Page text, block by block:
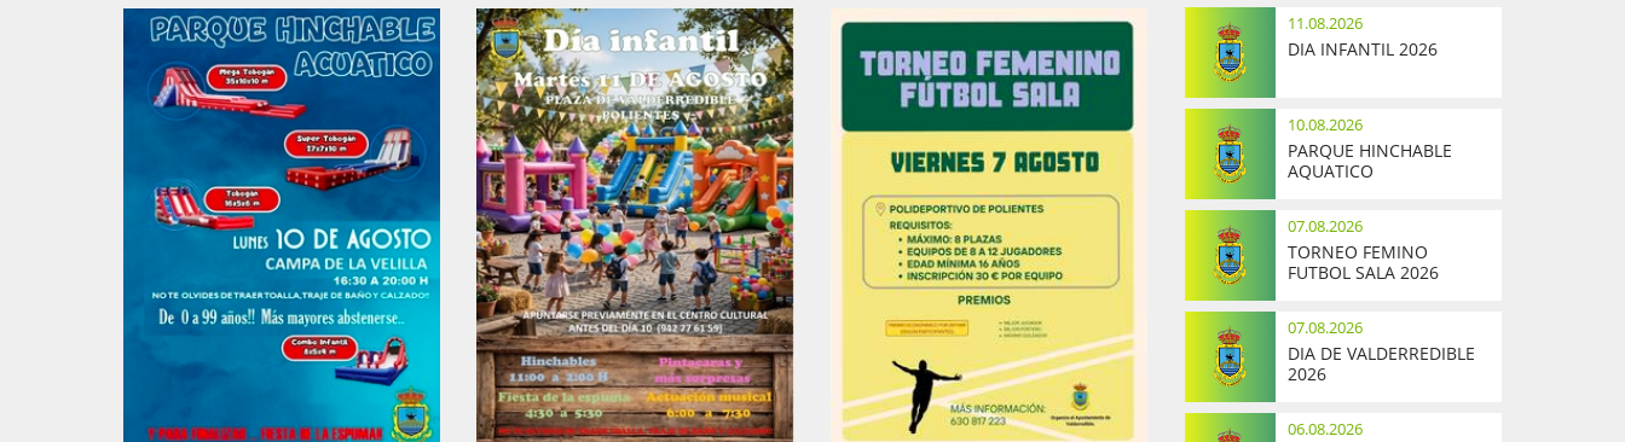
11.08.2026
DIA INFANTIL 2026
10.08.2026
PARQUE HINCHABLE
AQUATICO
07.08.2026
TORNEO FEMINO
FUTBOL SALA 2026
07.08.2026
DIA DE VALDERREDIBLE
2026
06.08.2026